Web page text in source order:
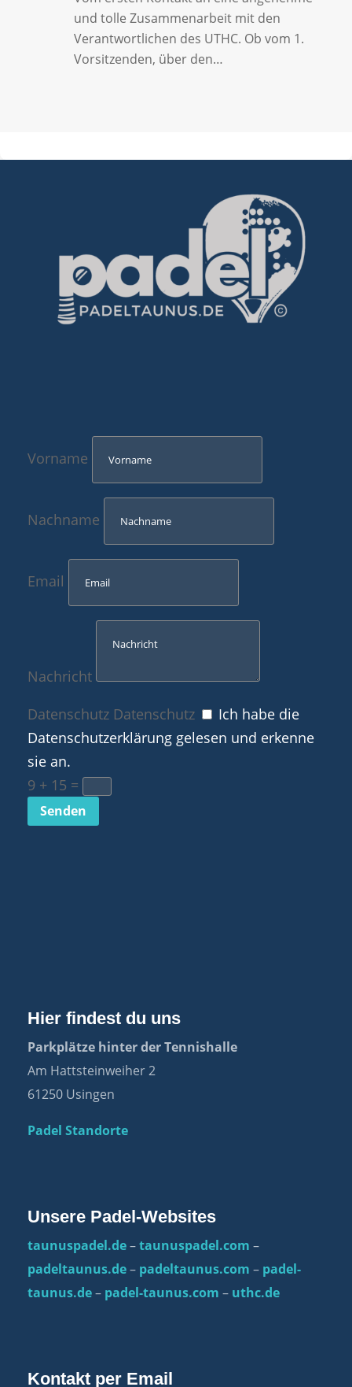
und tolle Zusammenarbeit mit den
Verantwortlichen des UTHC. Ob vom 1.
Vorsitzenden, über den…
Vorname
Nachname
Email
Nachricht
Datenschutz Datenschutz
Ich habe die
Datenschutzerklärung gelesen und erkenne
sie an.
9 + 15 =
Senden
Hier findest du uns
Parkplätze hinter der Tennishalle
Am Hattsteinweiher 2
61250 Usingen
Padel Standorte
Unsere Padel-Websites
taunuspadel.de–taunuspadel.com –
padeltaunus.de– padeltaunus.com – padel-
taunus.de– padel-taunus.com – uthc.de
Kontakt per Email